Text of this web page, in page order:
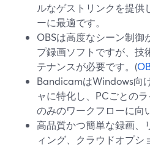
ルなゲストリンクを提供
ーに最適です。
OBSは高度なシーン制御
プ録画ソフトですが、技
テナンスが必要です。(
BandicamはWindows向
ャに特化し、PCごとの
のみのワークフローに向
高品質かつ簡単な録画、
ィング、クラウドオプシ